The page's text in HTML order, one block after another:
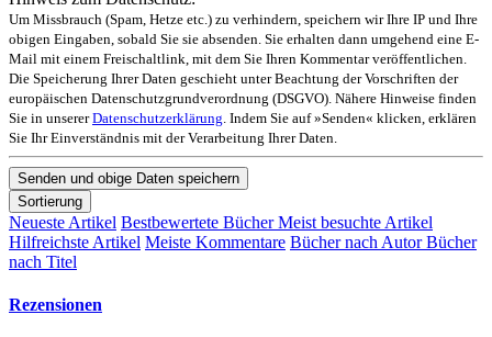
Um Missbrauch (Spam, Hetze etc.) zu verhindern, speichern wir Ihre IP und Ihre
obigen Eingaben, sobald Sie sie absenden. Sie erhalten dann umgehend eine E-
Mail mit einem Freischaltlink, mit dem Sie Ihren Kommentar veröffentlichen.
Die Speicherung Ihrer Daten geschieht unter Beachtung der Vorschriften der
europäischen Datenschutzgrundverordnung (DSGVO). Nähere Hinweise finden
Sie in unsererDatenschutzerklärung . Indem Sie auf »Senden« klicken, erklären
Sie Ihr Einverständnis mit der Verarbeitung Ihrer Daten.
Sortierung
Neueste Artikel Bestbewertete BücherMeist besuchte Artikel
Hilfreichste Artikel Meiste Kommentare Bücher nach AutorBücher
nach Titel
Rezensionen